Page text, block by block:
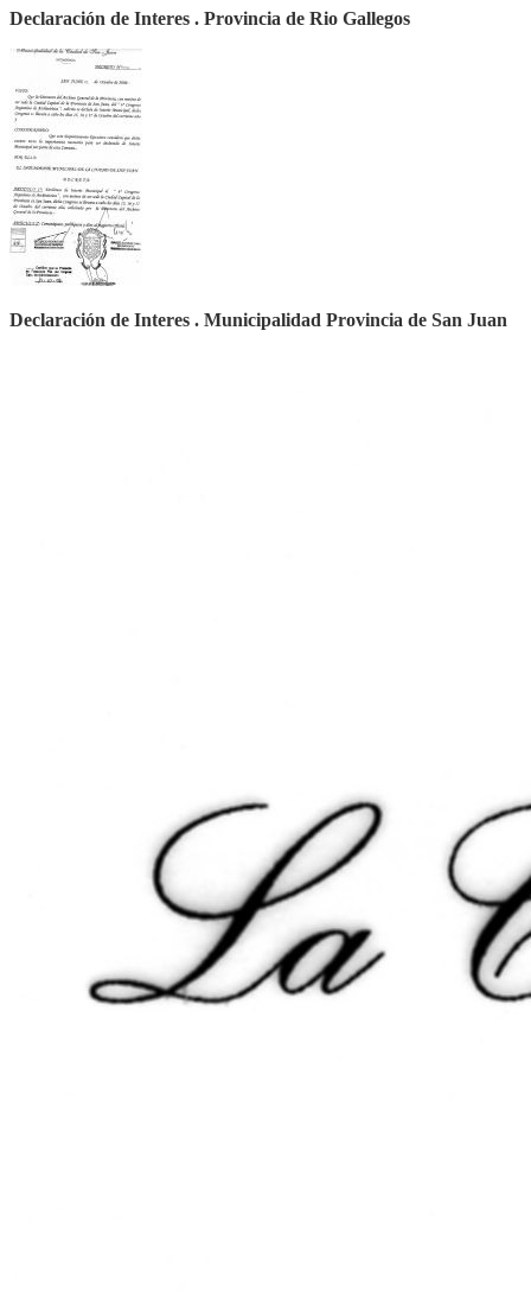
Declaración de Interes . Provincia de Rio Gallegos
Declaración de Interes . Municipalidad Provincia de San Juan